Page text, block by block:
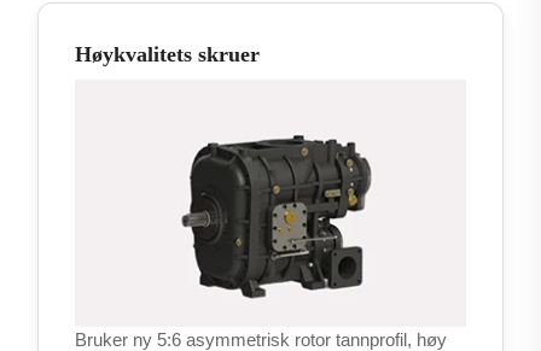
Høykvalitets skruer
Bruker ny 5:6 asymmetrisk rotor tannprofil, høy